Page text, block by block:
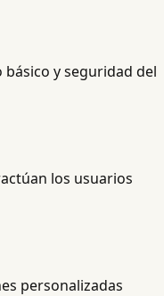
y seguridad del
los usuarios
personalizadas